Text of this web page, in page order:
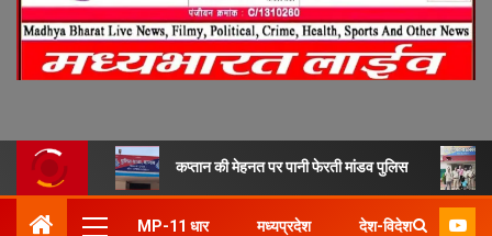
कप्तान की मेहनत पर पानी फेरती मांडव पुलिस
MP-11 धार मध्यप्रदेश देश-विदेश